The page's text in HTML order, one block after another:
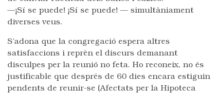
—¡Sí se puede! ¡Sí se puede! — simultàniament
diverses veus.
S’adona que la congregació espera altres
satisfaccions i reprèn el discurs demanant
disculpes per la reunió no feta. Ho reconeix, no és
justificable que després de 60 dies encara estiguin
pendents de reunir-se (Afectats per la Hipoteca